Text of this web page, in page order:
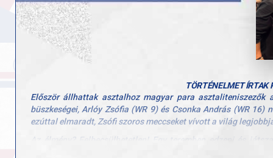
TÖRTÉNELMET ÍRTAK
Először állhattak asztalhoz magyar para asztaliteniszezők
büszkeségei, Arlóy Zsófia (WR 9) és Csonka András (WR
ezúttal elmaradt, Zsófi szoros meccseket vívott a világ
Az élmény? Felbecsülhetetlen! Egy teremben edzeni és